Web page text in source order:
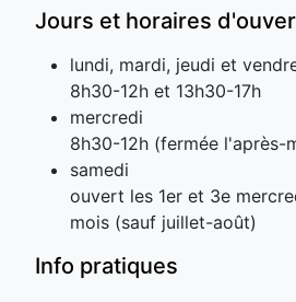
Jours et horaires
lundi, mardi, jeudi et
8h30-12h et 13h30-17h
mercredi
8h30-12h (fermée l'après-
samedi
ouvert les 1er et 3e
mois (sauf juillet-août)
Info pratiques